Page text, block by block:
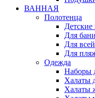
ВАННАЯ
Полотенца
Детские
Для
Для
Для
Одежда
Наборы
Халаты
Халаты